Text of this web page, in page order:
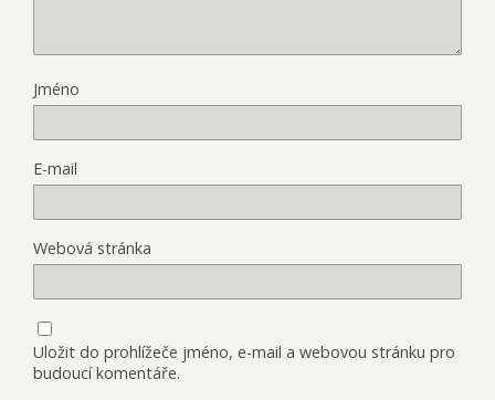
Jméno
E-mail
Webová stránka
Uložit do prohlížeče jméno, e-mail a webovou stránku pro
budoucí komentáře.